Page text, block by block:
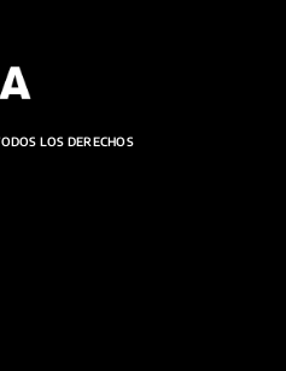
LOS DERECHOS